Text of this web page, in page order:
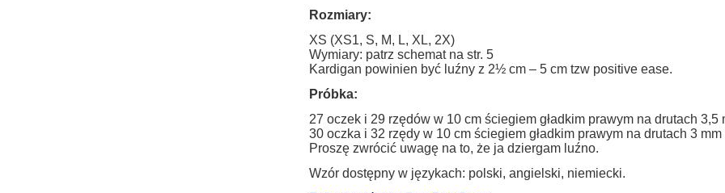
Rozmiary:
XS (XS1, S, M, L, XL, 2X)
Wymiary: patrz schemat na str. 5
Kardigan powinien być luźny z 2½ cm – 5 cm tzw positive ease.
Próbka:
27 oczek i 29 rzędów w 10 cm ściegiem gładkim prawym na drutach 3,5
30 oczka i 32 rzędy w 10 cm ściegiem gładkim prawym na drutach 3 mm
Proszę zwrócić uwagę na to, że ja dziergam luźno.
Wzór dostępny w językach: polski, angielski, niemiecki.